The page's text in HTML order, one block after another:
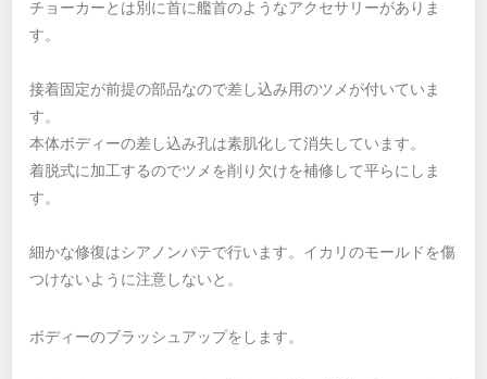
チョーカーとは別に首に艦首のようなアクセサリーがありま
す。
接着固定が前提の部品なので差し込み用のツメが付いていま
す。
本体ボディーの差し込み孔は素肌化して消失しています。
着脱式に加工するのでツメを削り欠けを補修して平らにしま
す。
細かな修復はシアノンパテで行います。イカリのモールドを傷
つけないように注意しないと。
ボディーのブラッシュアップをします。